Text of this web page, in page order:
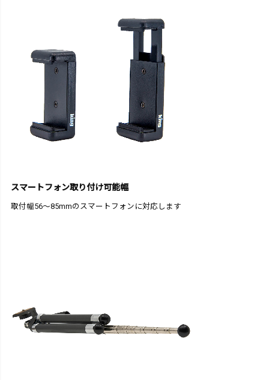
スマートフォン取り付け可能幅
取付幅56～85mmのスマートフォンに対応します